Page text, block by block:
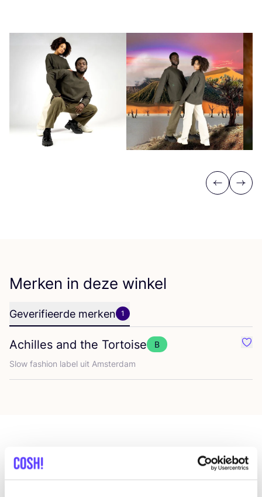
Previous
Next
Merken in deze winkel
Geverifieerde merken 1
Achilles and the Tortoise
B
Slow fas­hi­on label uit Amsterdam
Meer winkels in deze buurt